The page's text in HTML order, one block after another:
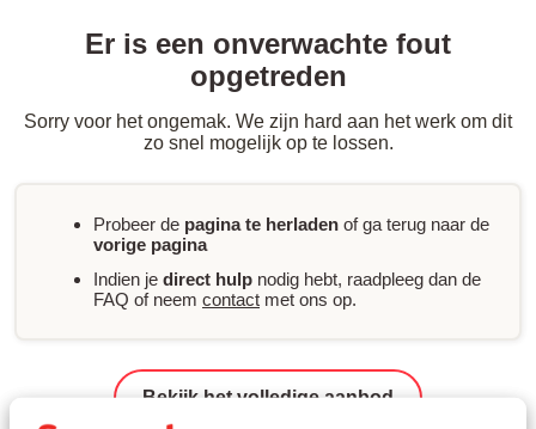
Er is een onverwachte fout
opgetreden
Sorry voor het ongemak. We zijn hard aan het werk om dit
zo snel mogelijk op te lossen.
Probeer de pagina te herladen of ga terug naar de
vorige pagina
Indien je direct hulp nodig hebt, raadpleeg dan de
FAQ of neem contact met ons op.
Bekijk het volledige aanbod